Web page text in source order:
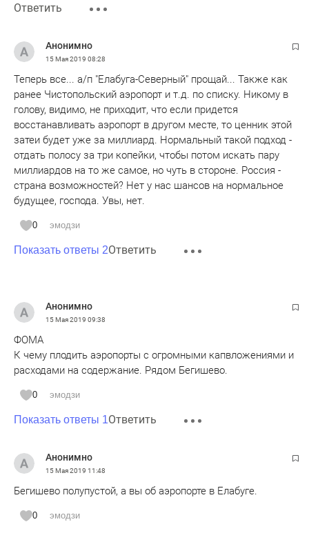
Ответить
Анонимно
15 Мая 2019 08:28
Теперь все... а/п "Елабуга-Северный" прощай... Также как
ранее Чистопольский аэропорт и т.д. по списку. Никому в
голову, видимо, не приходит, что если придется
восстанавливать аэропорт в другом месте, то ценник этой
затеи будет уже за миллиард. Нормальный такой подход -
отдать полосу за три копейки, чтобы потом искать пару
миллиардов на то же самое, но чуть в стороне. Россия -
страна возможностей? Нет у нас шансов на нормальное
будущее, господа. Увы, нет.
0 эмодзи
Показать ответы 2Ответить
Анонимно
15 Мая 2019 09:38
ФОМА
К чему плодить аэропорты с огромными капвложениями и
расходами на содержание. Рядом Бегишево.
0 эмодзи
Показать ответы 1Ответить
Анонимно
15 Мая 2019 11:48
Бегишево полупустой, а вы об аэропорте в Елабуге.
0 эмодзи